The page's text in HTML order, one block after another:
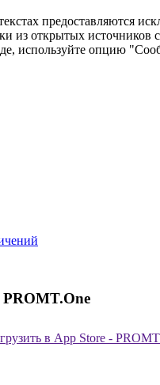
предоставляются
из открытых
используйте опцию